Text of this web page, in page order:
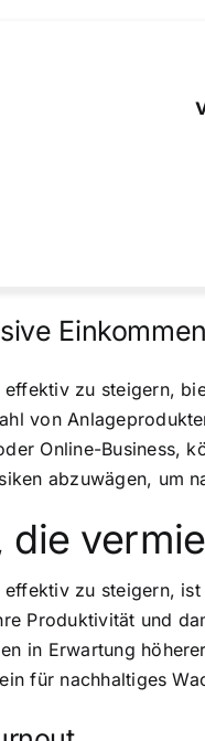
zu steigern,
von
Online-Business,
abzuwägen, um
die
zu steigern,
Produktivität und
in Erwartung
für nachhaltiges